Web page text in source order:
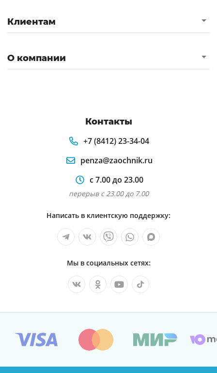
Клиентам
О компании
Контакты
+7 (8412) 23-34-04
penza@zaochnik.ru
с 7.00 до 23.00
перерыв с 23.00 до 7.00
Написать в клиентскую поддержку:
Мы в социальных сетях: